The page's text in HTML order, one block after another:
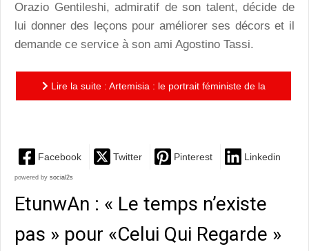
Orazio Gentileshi, admiratif de son talent, décide de
lui donner des leçons pour améliorer ses décors et il
demande ce service à son ami Agostino Tassi.
Lire la suite : Artemisia : le portrait féministe de la
Facebook Twitter Pinterest Linkedin
powered by social2s
EtunwAn : « Le temps n’existe
pas » pour «Celui Qui Regarde »